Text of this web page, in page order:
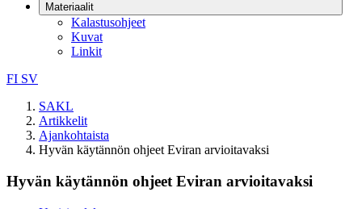
Materiaalit
Kalastusohjeet
Kuvat
Linkit
FI SV
SAKL
Artikkelit
Ajankohtaista
Hyvän käytännön ohjeet Eviran arvioitavaksi
Hyvän käytännön ohjeet Eviran arvioitavaksi